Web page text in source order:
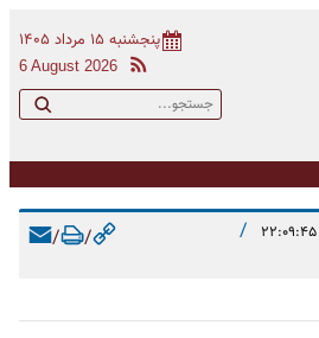
پنجشنبه ۱۵ مرداد ۱۴۰۵
6 August 2026
/
/
/